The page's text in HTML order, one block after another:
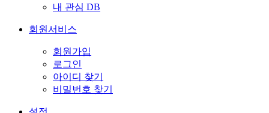
내 관심 DB
회원서비스
회원가입
로그인
아이디 찾기
비밀번호 찾기